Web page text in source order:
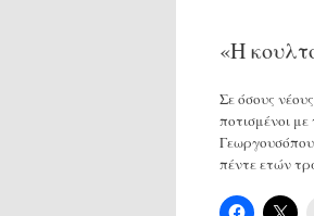
«Η
Σε όσους
ποτισμένοι
πέντε ετών